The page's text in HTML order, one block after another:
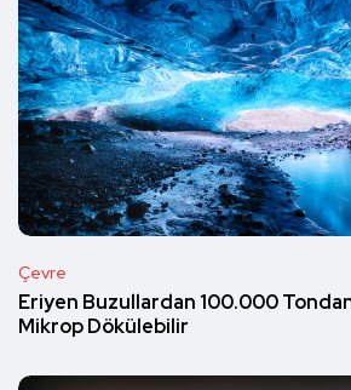
Çevre
Eriyen Buzullardan 100.000
Mikrop Dökülebilir